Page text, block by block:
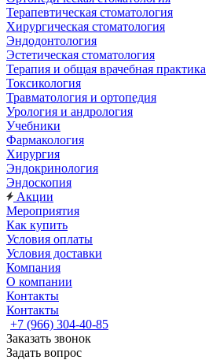
Терапевтическая стоматология
Хирургическая стоматология
Эндодонтология
Эстетическая стоматология
Терапия и общая врачебная практика
Токсикология
Травматология и ортопедия
Урология и андрология
Учебники
Фармакология
Хирургия
Эндокринология
Эндоскопия
Акции
Мероприятия
Как купить
Условия оплаты
Условия доставки
Компания
О компании
Контакты
Контакты
+7 (966) 304-40-85
Заказать звонок
Задать вопрос